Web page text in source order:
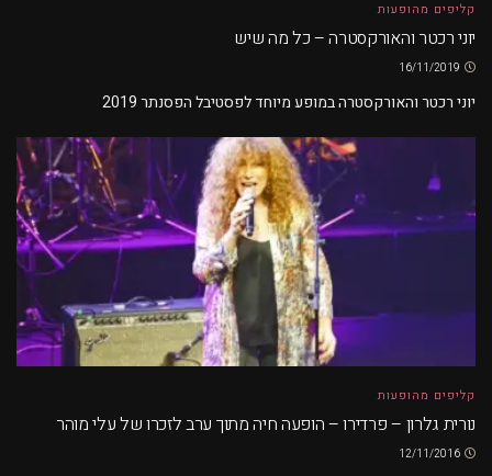
קליפים מהופעות
יוני רכטר והאורקסטרה – כל מה שיש
יוני רכטר והאורקסטרה במופע מיוחד לפסטיבל הפסנתר 2019
קליפים מהופעות
נורית גלרון – פרדירו – הופעה חיה מתוך ערב לזכרו של עלי מוהר